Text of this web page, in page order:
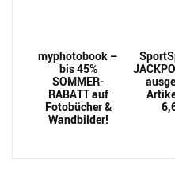
myphotobook –
bis 45%
SOMMER-
RABATT auf
Fotobücher &
Wandbilder!